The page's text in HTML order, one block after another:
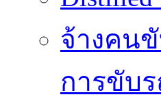
จ้างคน
การขับร